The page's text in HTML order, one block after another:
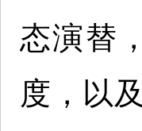
态演替
度，以